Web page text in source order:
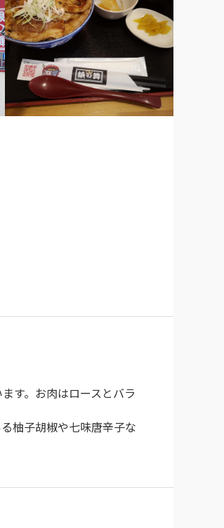
す。お肉はロースとバラ
柚子胡椒や七味唐辛子な